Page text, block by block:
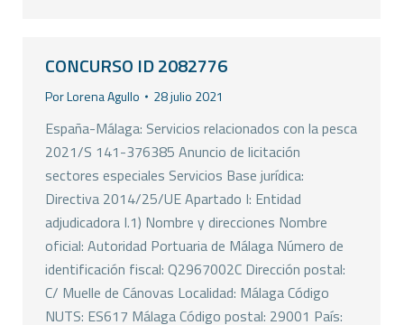
CONCURSO ID 2082776
PorLorena Agullo 28 julio 2021
España-Málaga: Servicios relacionados con la pesca
2021/S 141-376385 Anuncio de licitación 
sectores especiales Servicios Base jurídica:
Directiva 2014/25/UE Apartado I: Entidad
adjudicadora I.1) Nombre y direcciones Nombre
oficial: Autoridad Portuaria de Málaga Número de
identificación fiscal: Q2967002C Dirección postal:
C/ Muelle de Cánovas Localidad: Málaga Código
NUTS: ES617 Málaga Código postal: 29001 País: